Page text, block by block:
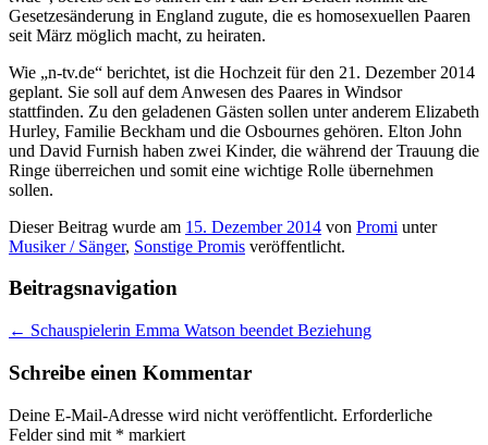
Gesetzesänderung in England zugute, die es homosexuellen Paaren
seit März möglich macht, zu heiraten.
Wie „n-tv.de“ berichtet, ist die Hochzeit für den 21. Dezember 2014
geplant. Sie soll auf dem Anwesen des Paares in Windsor
stattfinden. Zu den geladenen Gästen sollen unter anderem Elizabeth
Hurley, Familie Beckham und die Osbournes gehören. Elton John
und David Furnish haben zwei Kinder, die während der Trauung die
Ringe überreichen und somit eine wichtige Rolle übernehmen
sollen.
Dieser Beitrag wurde am 15. Dezember 2014 von Promi unter
Musiker / Sänger, Sonstige Promis veröffentlicht.
Beitragsnavigation
← Schauspielerin Emma Watson beendet Beziehung
Schreibe einen Kommentar
Deine E-Mail-Adresse wird nicht veröffentlicht. Erforderliche
Felder sind mit * markiert